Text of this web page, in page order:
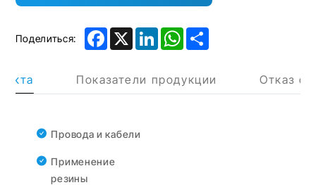
Поделиться: Facebook
X LinkedInWhatsApp
Показатели продукции Отказ от
Провода и кабели
Применение
резины